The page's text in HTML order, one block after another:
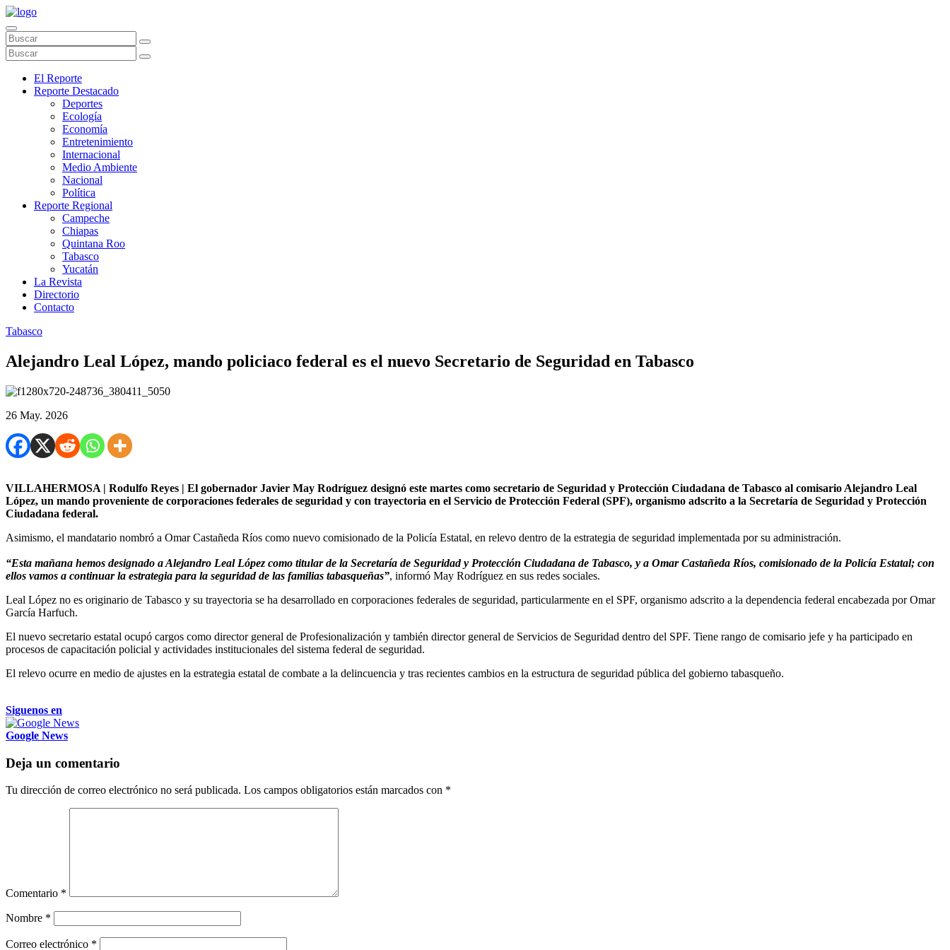
El Reporte
Reporte Destacado
Deportes
Ecología
Economía
Entretenimiento
Internacional
Medio Ambiente
Nacional
Política
Reporte Regional
Campeche
Chiapas
Quintana Roo
Tabasco
Yucatán
La Revista
Directorio
Contacto
Tabasco
Alejandro Leal López, mando policiaco federal es el nuevo Secretario de Seguridad en Tabasco
26 May. 2026
VILLAHERMOSA | Rodulfo Reyes | El gobernador Javier May Rodríguez designó este martes como secretario de Seguridad y Protección Ciudadana de Tabasco al comisario Alejandro Leal
López, un mando proveniente de corporaciones federales de seguridad y con trayectoria en el Servicio de Protección Federal (SPF), organismo adscrito a la Secretaría de Seguridad y Protección
Ciudadana federal.
Asimismo, el mandatario nombró a Omar Castañeda Ríos como nuevo comisionado de la Policía Estatal, en relevo dentro de la estrategia de seguridad implementada por su administración.
“Esta mañana hemos designado a Alejandro Leal López como titular de la Secretaría de Seguridad y Protección Ciudadana de Tabasco, y a Omar Castañeda Ríos, comisionado de la Policía Estatal; con
ellos vamos a continuar la estrategia para la seguridad de las familias tabasqueñas”, informó May Rodríguez en sus redes sociales.
Leal López no es originario de Tabasco y su trayectoria se ha desarrollado en corporaciones federales de seguridad, particularmente en el SPF, organismo adscrito a la dependencia federal encabezada por Omar
García Harfuch.
El nuevo secretario estatal ocupó cargos como director general de Profesionalización y también director general de Servicios de Seguridad dentro del SPF. Tiene rango de comisario jefe y ha participado en
procesos de capacitación policial y actividades institucionales del sistema federal de seguridad.
El relevo ocurre en medio de ajustes en la estrategia estatal de combate a la delincuencia y tras recientes cambios en la estructura de seguridad pública del gobierno tabasqueño.
Siguenos en
Google News
Deja un comentario
Tu dirección de correo electrónico no será publicada. Los campos obligatorios están marcados con *
Comentario *
Nombre *
Correo electrónico *